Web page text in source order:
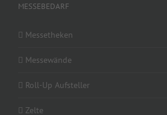
MESSEBEDARF
Messetheken
Messewände
Roll-Up Aufsteller
Zelte